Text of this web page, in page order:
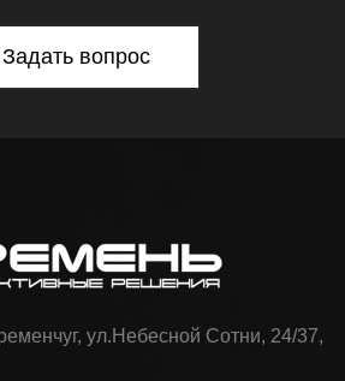
Задать вопрос
ул.Небесной Сотни, 24/37,